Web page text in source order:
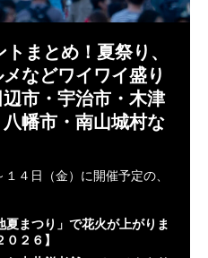
まとめ！夏祭り、
などワイワイ盛り
市・宇治市・木津
幡市・南山城村な
４日（金）に開催予定の、
夏まつり」で花火が上がりま
２６】